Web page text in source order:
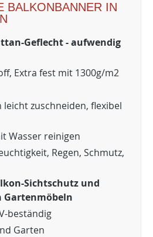
BALKONBANNER IN
Geflecht - aufwendig
Extra fest mit 1300g/m2
leicht zuschneiden, flexibel
Wasser reinigen
Regen, Schmutz,
Sichtschutz und
Gartenmöbeln
beständig
Garten